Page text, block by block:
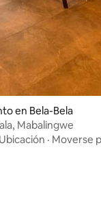
en Bela-Bela
Mabalingwe
Ubicación · Moverse